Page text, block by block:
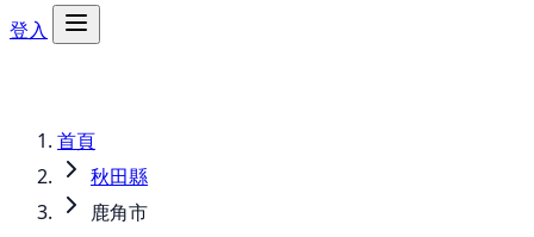
登入
首頁
秋田縣
鹿角市